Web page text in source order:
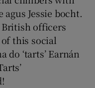
agus Jessie bocht.
British officers
this social
do ‘tarts’ Earnán